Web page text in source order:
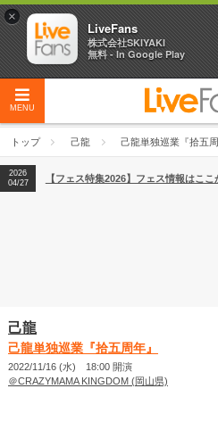
MENU
トップ 己龍 己龍単独巡業『拾五周
2026
04/27
2026
【ライブ動員ランキング】2026年上半
2026
04/27
【フェス特集2026】フェス情報はここ
己龍
己龍単独巡業『拾五周年』
2022/11/16 (水) 18:00 開演
＠CRAZYMAMA KINGDOM (岡山県)
×
LiveFans
株式会社SKIYAKI
無料 - In Google Play